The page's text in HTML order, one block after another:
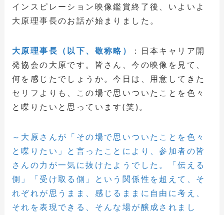
インスピレーション映像鑑賞終了後、いよいよ
大原理事長のお話が始まりました。
大原理事長（以下、敬称略）
：日本キャリア開
発協会の大原です。皆さん、今の映像を見て、
何を感じたでしょうか。今日は、用意してきた
セリフよりも、この場で思いついたことを色々
と喋りたいと思っています(笑)。
～大原さんが「その場で思いついたことを色々
と喋りたい」と言ったことにより、参加者の皆
さんの力が一気に抜けたようでした。「伝える
側」「受け取る側」という関係性を超えて、そ
れぞれが思うまま、感じるままに自由に考え、
それを表現できる、そんな場が醸成されまし